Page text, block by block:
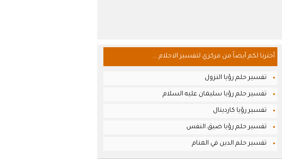
أخترنا لكم أيضاً من مركزي لتفسير الاحلام ...
تفسير حلم رؤيا النزول
تفسير حلم رؤيا سليمان عليه السلام
تفسير رؤيا كاردينال
تفسير حلم رؤيا ضيق النفس
تفسير حلم الدين في المنام